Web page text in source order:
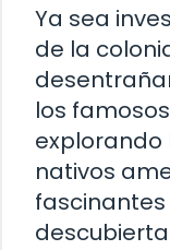
Ya sea
de la
los
explorando
nativos